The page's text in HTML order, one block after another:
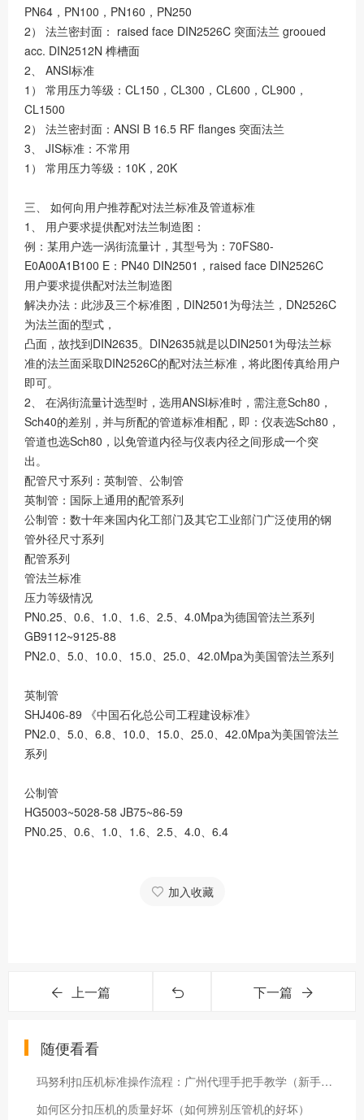
PN64，PN100，PN160，PN250
2） 法兰密封面： raised face DIN2526C 突面法兰 grooued
acc. DIN2512N 榫槽面
2、 ANSI标准
1） 常用压力等级：CL150，CL300，CL600，CL900，
CL1500
2） 法兰密封面：ANSI B 16.5 RF flanges 突面法兰
3、 JIS标准：不常用
1） 常用压力等级：10K，20K
三、 如何向用户推荐配对法兰标准及管道标准
1、 用户要求提供配对法兰制造图：
例：某用户选一涡街流量计，其型号为：70FS80-
E0A00A1B100 E：PN40 DIN2501，raised face DIN2526C
用户要求提供配对法兰制造图
解决办法：此涉及三个标准图，DIN2501为母法兰，DN2526C
为法兰面的型式，
凸面，故找到DIN2635。DIN2635就是以DIN2501为母法兰标
准的法兰面采取DIN2526C的配对法兰标准，将此图传真给用户
即可。
2、 在涡街流量计选型时，选用ANSI标准时，需注意Sch80，
Sch40的差别，并与所配的管道标准相配，即：仪表选Sch80，
管道也选Sch80，以免管道内径与仪表内径之间形成一个突
出。
配管尺寸系列：英制管、公制管
英制管：国际上通用的配管系列
公制管：数十年来国内化工部门及其它工业部门广泛使用的钢
管外径尺寸系列
配管系列
管法兰标准
压力等级情况
PN0.25、0.6、1.0、1.6、2.5、4.0Mpa为德国管法兰系列
GB9112~9125-88
PN2.0、5.0、10.0、15.0、25.0、42.0Mpa为美国管法兰系列
英制管
SHJ406-89 《中国石化总公司工程建设标准》
PN2.0、5.0、6.8、10.0、15.0、25.0、42.0Mpa为美国管法兰
系列
公制管
HG5003~5028-58 JB75~86-59
PN0.25、0.6、1.0、1.6、2.5、4.0、6.4
加入收藏
上一篇 下一篇
随便看看
玛努利扣压机标准操作流程：广州代理手把手教学（新手也能学会）
如何区分扣压机的质量好坏（如何辨别压管机的好坏）